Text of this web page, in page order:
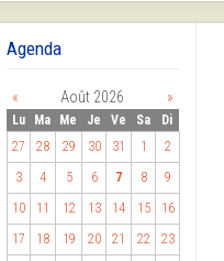
Agenda
« Août 2026 »
Lu Ma Me Je Ve Sa
Di
27
28 29 30 31 1
2
3
4 5 6 7 8
9
10
11 12 13 14 15
16
17
18 19 20 21 22
23